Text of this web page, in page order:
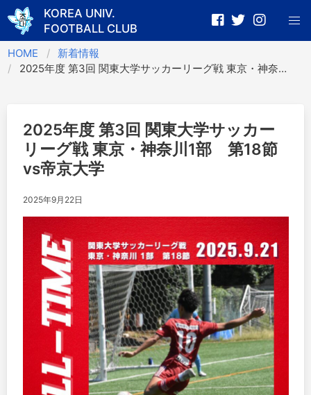
Skip
to
content
KOREA UNIV.
FOOTBALL CLUB
HOME
新着情報
2025年度 第3回 関東大学サッカーリーグ戦 東京・神奈川1部 第18節vs帝京大学
2025年度 第3回 関東大学サッカー
リーグ戦 東京・神奈川1部 第18節
vs帝京大学
2025年9月22日